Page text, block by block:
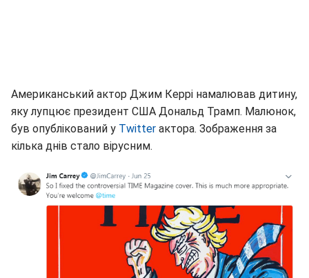
Американський актор Джим Керрі намалював дитину,
яку лупцює президент США Дональд Трамп. Малюнок,
був опублікований у Twitter актора. Зображення за
кілька днів стало вірусним.